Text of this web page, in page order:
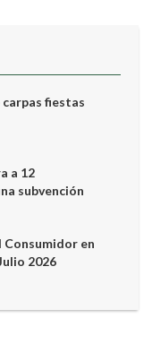
fiestas
a 12
subvención
Consumidor en
2026